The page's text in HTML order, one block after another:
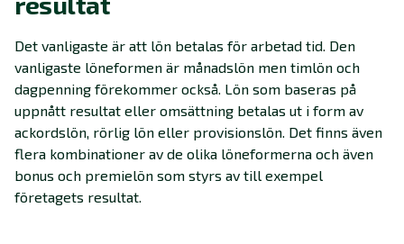
Det vanligaste är att lön betalas för arbetad tid. Den
vanligaste löneformen är månadslön men timlön och
dagpenning förekommer också. Lön som baseras på
uppnått resultat eller omsättning betalas ut i form av
ackordslön, rörlig lön eller provisionslön. Det finns även
flera kombinationer av de olika löneformerna och även
bonus och premielön som styrs av till exempel
företagets resultat.